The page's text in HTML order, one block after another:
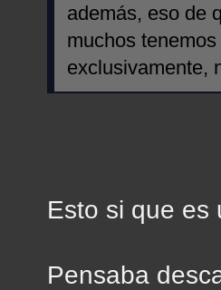
además, eso de
muchos
exclusivamente,
Esto si que es
Pensaba